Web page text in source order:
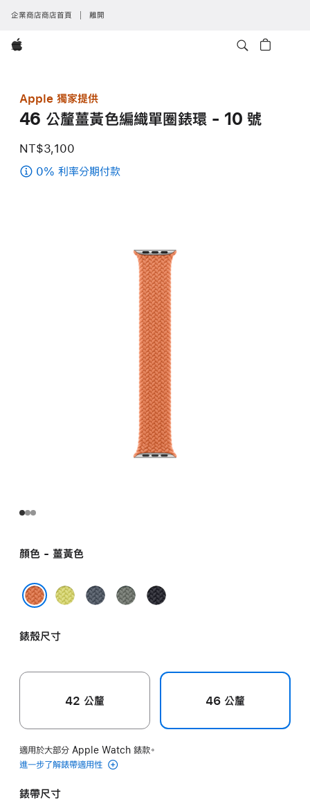
企業商店商店首頁 離開
Apple
Apple 獨家提供
46 公釐薑黃色編織單圈錶環 - 10 號
NT$3,100
0% 利率分期付款
環 -
10 號
turmeric
顏色 - 薑黃色
霓
黃
錨
綠
午
錶殼尺寸
42 公釐 46 公釐
適用於大部分 Apple Watch 錶款。
進一步了解錶帶適用性
錶帶尺寸